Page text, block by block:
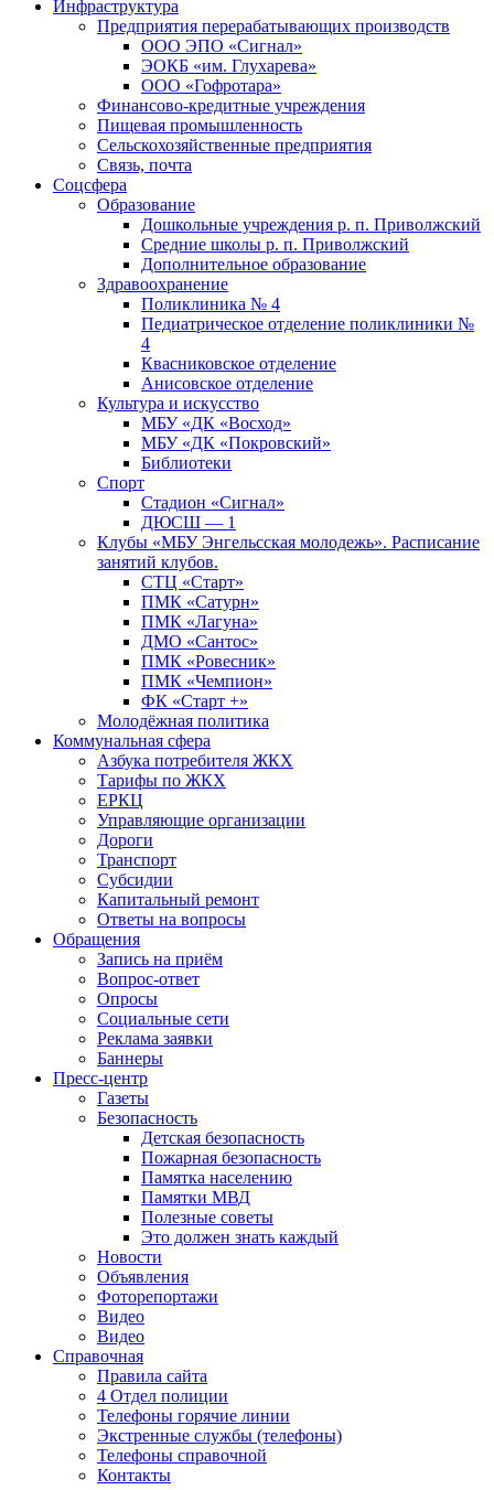
Инфраструктура
Предприятия перерабатывающих производств
ООО ЭПО «Сигнал»
ЭОКБ «им. Глухарева»
ООО «Гофротара»
Финансово-кредитные учреждения
Пищевая промышленность
Сельскохозяйственные предприятия
Связь, почта
Соцсфера
Образование
Дошкольные учреждения р. п. Приволжский
Средние школы р. п. Приволжский
Дополнительное образование
Здравоохранение
Поликлиника № 4
Педиатрическое отделение поликлиники №
4
Квасниковское отделение
Анисовское отделение
Культура и искусство
МБУ «ДК «Восход»
МБУ «ДК «Покровский»
Библиотеки
Спорт
Стадион «Сигнал»
ДЮСШ — 1
Клубы «МБУ Энгельсская молодежь». Расписание
занятий клубов.
СТЦ «Старт»
ПМК «Сатурн»
ПМК «Лагуна»
ДМО «Сантос»
ПМК «Ровесник»
ПМК «Чемпион»
ФК «Старт +»
Молодёжная политика
Коммунальная сфера
Азбука потребителя ЖКХ
Тарифы по ЖКХ
ЕРКЦ
Управляющие организации
Дороги
Транспорт
Субсидии
Капитальный ремонт
Ответы на вопросы
Обращения
Запись на приём
Вопрос-ответ
Опросы
Социальные сети
Реклама заявки
Баннеры
Пресс-центр
Газеты
Безопасность
Детская безопасность
Пожарная безопасность
Памятка населению
Памятки МВД
Полезные советы
Это должен знать каждый
Новости
Объявления
Фоторепортажи
Видео
Видео
Справочная
Правила сайта
4 Отдел полиции
Телефоны горячие линии
Экстренные службы (телефоны)
Телефоны справочной
Контакты